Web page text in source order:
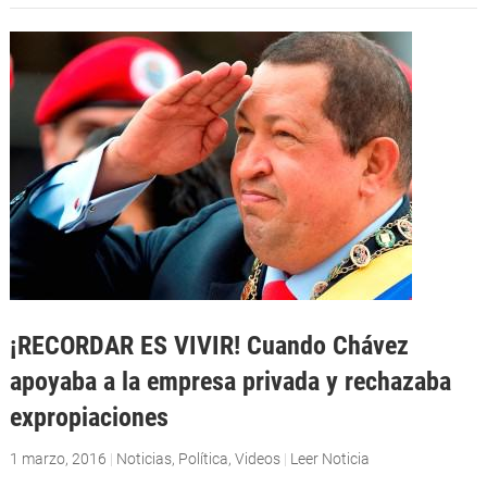
¡RECORDAR ES VIVIR! Cuando Chávez
apoyaba a la empresa privada y rechazaba
expropiaciones
1 marzo, 2016 | Noticias, Política, Videos | Leer Noticia